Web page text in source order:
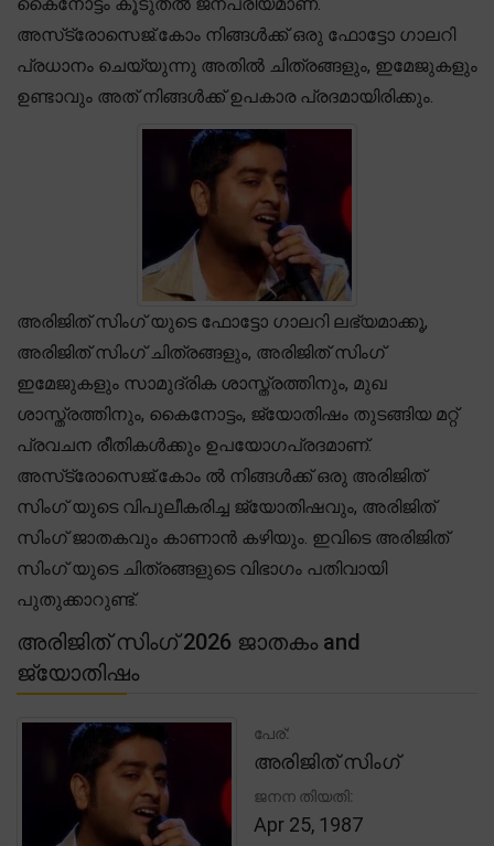
അസ്‌ട്രോസെജ്.കോം നിങ്ങൾക്ക് ഒരു ഫോട്ടോ ഗാലറി
പ്രധാനം ചെയ്യുന്നു അതിൽ ചിത്രങ്ങളും, ഇമേജുകളും
ഉണ്ടാവും അത് നിങ്ങൾക്ക് ഉപകാര പ്രദമായിരിക്കും.
അരിജിത് സിംഗ് യുടെ ഫോട്ടോ ഗാലറി ലഭ്യമാക്കൂ,
അരിജിത് സിംഗ് ചിത്രങ്ങളും, അരിജിത് സിംഗ്
ഇമേജുകളും സാമുദ്രിക ശാസ്ത്രത്തിനും, മുഖ
ശാസ്ത്രത്തിനും, കൈനോട്ടം, ജ്യോതിഷം തുടങ്ങിയ മറ്റ്
പ്രവചന രീതികൾക്കും ഉപയോഗപ്രദമാണ്.
അസ്‌ട്രോസെജ്.കോം ൽ നിങ്ങൾക്ക് ഒരു അരിജിത്
സിംഗ് യുടെ വിപുലീകരിച്ച ജ്യോതിഷവും, അരിജിത്
സിംഗ് ജാതകവും കാണാൻ കഴിയും. ഇവിടെ അരിജിത്
സിംഗ് യുടെ ചിത്രങ്ങളുടെ വിഭാഗം പതിവായി
പുതുക്കാറുണ്ട്.
അരിജിത് സിംഗ് 2026 ജാതകം and
ജ്യോതിഷം
പേര്:
അരിജിത് സിംഗ്
ജനന തിയതി:
Apr 25, 1987